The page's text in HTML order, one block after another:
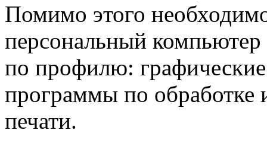
Помимо этого
персональный
по профилю:
программы по обработке
печати.